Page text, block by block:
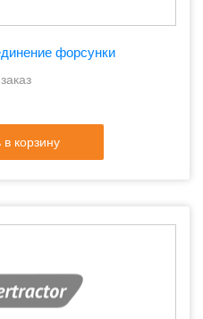
форсунки
корзину